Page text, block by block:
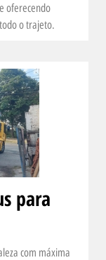
oferecendo
o trajeto.
para
com máxima